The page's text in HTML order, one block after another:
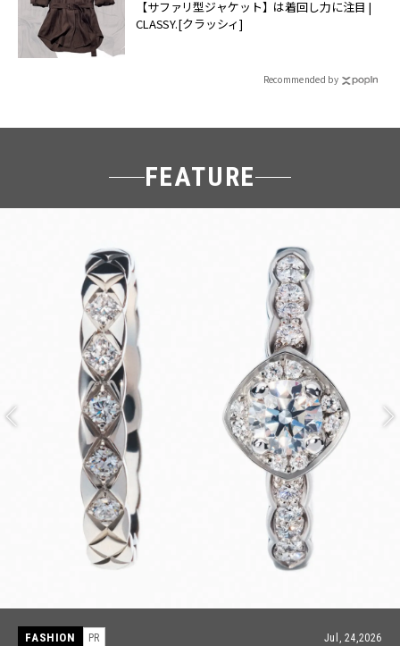
【サファリ型ジャケット】は着回し力に注目 |
CLASSY.[クラッシィ]
Recommended by
FEATURE
FASHION PR Jul, 15,2026